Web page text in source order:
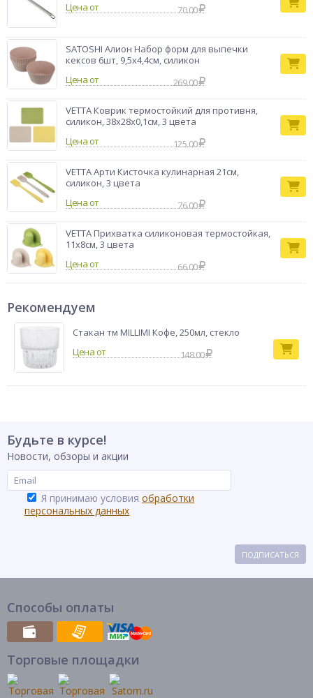
Цена от
70.00
SATOSHI Алион Набор форм для выпечки
кексов 6шт, 9,5x4,4см, силикон
Цена от
269.00
VETTA Коврик термостойкий для противня,
силикон, 38х28х0,1см, 3 цвета
Цена от
125.00
VETTA Арти Кисточка кулинарная 21см,
силикон, 3 цвета
Цена от
76.00
VETTA Прихватка силиконовая термостойкая,
11х8см, 3 цвета
Цена от
66.00
Рекомендуем
Стакан тм MILLIMI Кофе, 250мл, стекло
148.00
Будьте в курсе!
Новости, обзоры и акции
Я принимаю условия обработки
персональных данных
ПОДПИСАТЬСЯ
Способы оплаты
Торговые площадки